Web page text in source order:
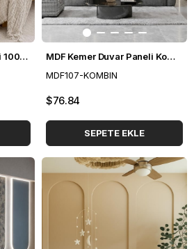
MDF Kemer Duvar Paneli 100*265 cm MDF Kemer Duvar Paneli Kombini
MDF107-KOMBIN
$76.84
SEPETE EKLE